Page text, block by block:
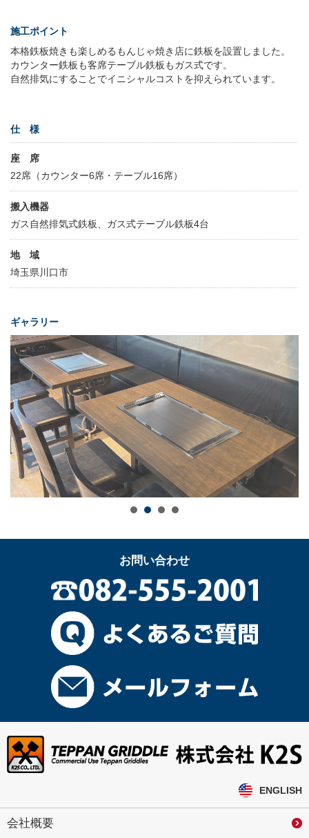
施工ポイント
本格鉄板焼きも楽しめるもんじゃ焼き店に鉄板を設置しました。
カウンター鉄板も客席テーブル鉄板もガス式です。
自然排気にすることでイニシャルコストを抑えられています。
仕 様
座 席
22席（カウンター6席・テーブル16席）
搬入機器
ガス自然排気式鉄板、ガス式テーブル鉄板4台
地 域
埼玉県川口市
ギャラリー
お問い合わせ
ENGLISH
会社概要